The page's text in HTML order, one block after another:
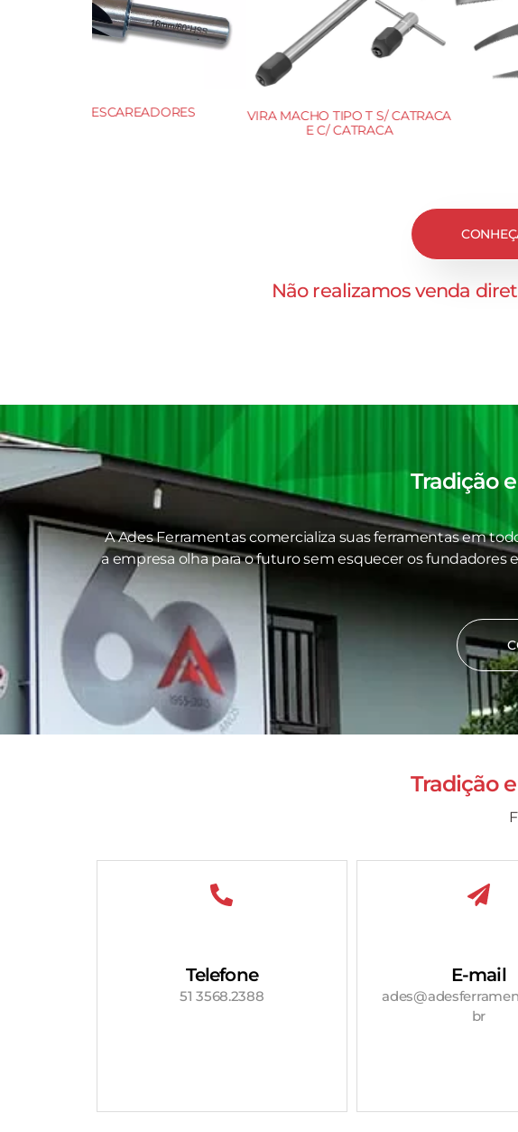
VIRA MACHO TIPO T S/ CATRACA
SERROTES
Não realizamos venda
Tradição
A Ades Ferramentas comercializa suas ferramentas em
a empresa olha para o futuro sem esquecer os
Tradição
Telefone
51 3568.2388
E-mail
br